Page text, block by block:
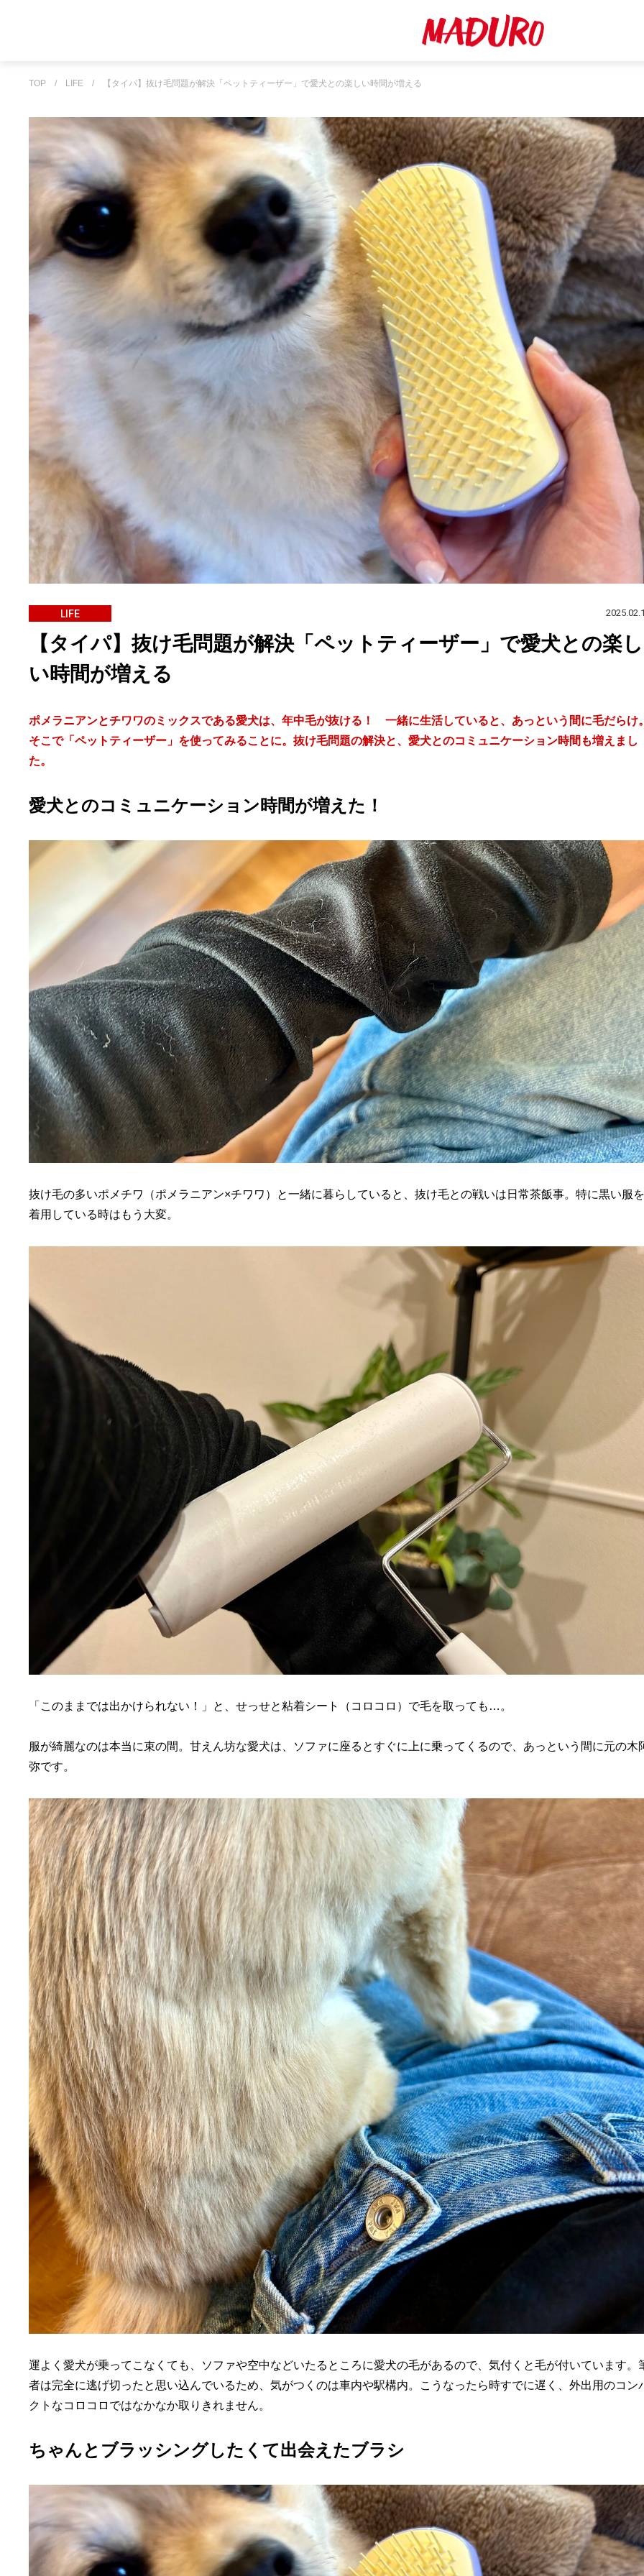
TOP / LIFE / 【タイパ】抜け毛問題が解決「ペットティーザー」で愛犬との楽しい時間が増える
LIFE
【タイパ】抜け毛問題が解決「ペットティーザー」で愛犬との楽し
い時間が増える
ポメラニアンとチワワのミックスである愛犬は、年中毛が抜ける！ 一緒に生活していると、あっという間に毛だらけ
そこで「ペットティーザー」を使ってみることに。抜け毛問題の解決と、愛犬とのコミュニケーション時間も増えまし
た。
愛犬とのコミュニケーション時間が増えた！
抜け毛の多いポメチワ（ポメラニアン×チワワ）と一緒に暮らしていると、抜け毛との戦いは日常茶飯事。特に黒い服を
着用している時はもう大変。
「このままでは出かけられない！」と、せっせと粘着シート（コロコロ）で毛を取っても…。
服が綺麗なのは本当に束の間。甘えん坊な愛犬は、ソファに座るとすぐに上に乗ってくるので、あっという間に元の木
弥です。
運よく愛犬が乗ってこなくても、ソファや空中などいたるところに愛犬の毛があるので、気付くと毛が付いています。
者は完全に逃げ切ったと思い込んでいるため、気がつくのは車内や駅構内。こうなったら時すでに遅く、外出用のコン
クトなコロコロではなかなか取りきれません。
ちゃんとブラッシングしたくて出会えたブラシ